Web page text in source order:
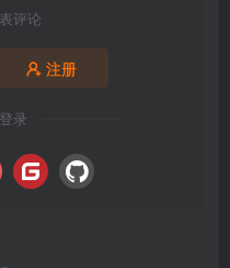
评论
注册
录